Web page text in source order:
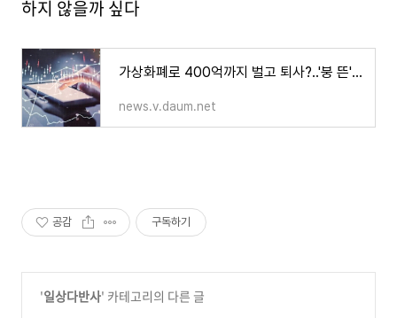
하지 않을까 싶다
가상화폐로 400억까지 벌고 퇴사?..'붕 뜬' 직장인들
news.v.daum.net
공감 구독하기
'일상다반사' 카테고리의 다른 글